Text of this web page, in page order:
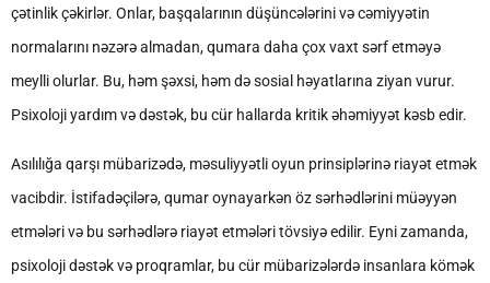
çətinlik çəkirlər. Onlar, başqalarının düşüncələrini və cəmiyyətin
normalarını nəzərə almadan, qumara daha çox vaxt sərf etməyə
meylli olurlar. Bu, həm şəxsi, həm də sosial həyatlarına ziyan vurur.
Psixoloji yardım və dəstək, bu cür hallarda kritik əhəmiyyət kəsb edir.
Asılılığa qarşı mübarizədə, məsuliyyətli oyun prinsiplərinə riayət etmək
vacibdir. İstifadəçilərə, qumar oynayarkən öz sərhədlərini müəyyən
etmələri və bu sərhədlərə riayət etmələri tövsiyə edilir. Eyni zamanda,
psixoloji dəstək və proqramlar, bu cür mübarizələrdə insanlara kömək